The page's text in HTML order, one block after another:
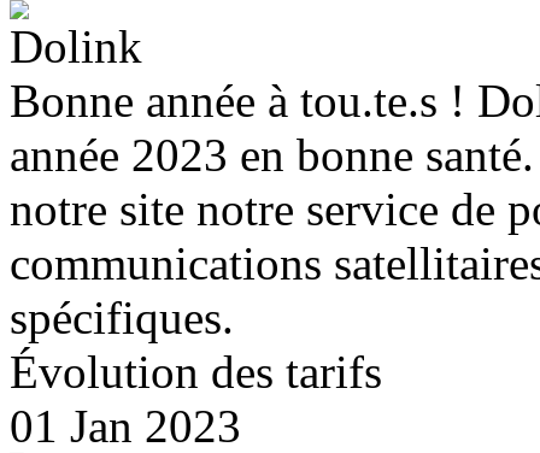
Bonne année à tou.te.s !
année 2023 en bonne
notre site notre service de
communications
spécifiques.
Évolution des tarifs
01 Jan 2023